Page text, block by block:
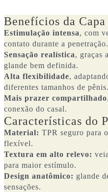
Benefícios da
Estimulação intensa, com
contato durante a penetração.
Sensação realística, graças
glande bem definida.
Alta flexibilidade,
diferentes tamanhos de pênis.
Mais prazer compartilhado
conexão do casal.
Características do
Material: TPR seguro para
flexível.
Textura em alto relevo:
para maior estímulo.
Design anatômico: glande
sensações.